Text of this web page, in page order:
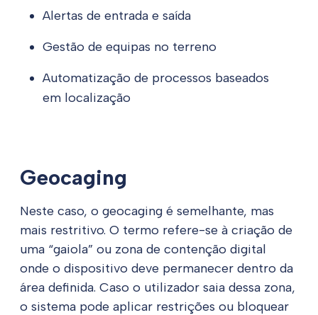
Alertas de entrada e saída
Gestão de equipas no terreno
Automatização de processos baseados
em localização
Geocaging
Neste caso, o geocaging é semelhante, mas
mais restritivo. O termo refere-se à criação de
uma “gaiola” ou zona de contenção digital
onde o dispositivo deve permanecer dentro da
área definida. Caso o utilizador saia dessa zona,
o sistema pode aplicar restrições ou bloquear